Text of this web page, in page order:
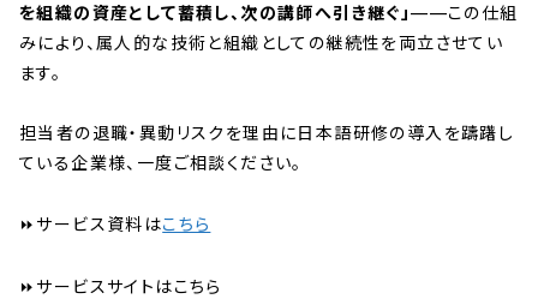
を組織の資産として蓄積し、次の講師へ引き継ぐ」——この仕組
みにより、属人的な技術と組織としての継続性を両立させてい
ます。
担当者の退職・異動リスクを理由に日本語研修の導入を躊躇し
ている企業様、一度ご相談ください。
⏩サービス資料はこちら
⏩サービスサイトはこちら